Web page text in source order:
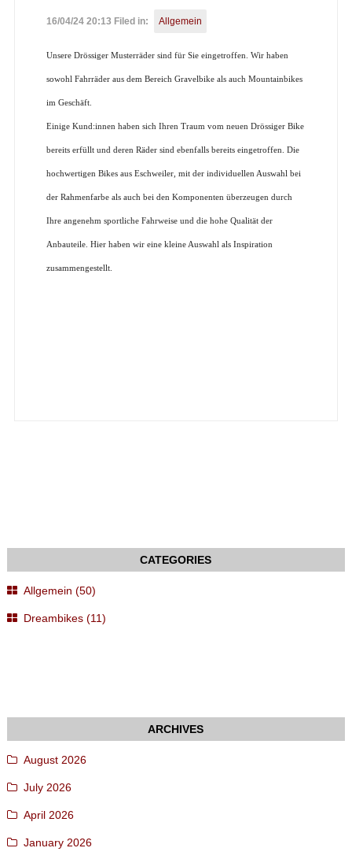
16/04/24 20:13 Filed in: Allgemein
Unsere Drössiger Musterräder sind für Sie eingetroffen. Wir haben
sowohl Fahrräder aus dem Bereich Gravelbike als auch Mountainbikes
im Geschäft.
Einige Kund:innen haben sich Ihren Traum vom neuen Drössiger Bike
bereits erfüllt und deren Räder sind ebenfalls bereits eingetroffen. Die
hochwertigen Bikes aus Eschweiler, mit der individuellen Auswahl bei
der Rahmenfarbe als auch bei den Komponenten überzeugen durch
Ihre angenehm sportliche Fahrweise und die hohe Qualität der
Anbauteile. Hier haben wir eine kleine Auswahl als Inspiration
zusammengestellt.
Allgemein (50)
Dreambikes (11)
August 2026
July 2026
April 2026
January 2026